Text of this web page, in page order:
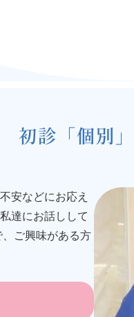
初診「個別
安などにお応え
達にお話しして
ご興味がある方